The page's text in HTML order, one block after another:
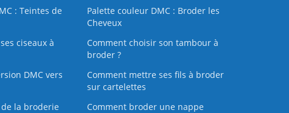
: Teintes de
Palette couleur DMC : Broder les
Cheveux
ciseaux à
Comment choisir son tambour à
broder ?
DMC vers
Comment mettre ses fils à broder
sur cartelettes
la broderie
Comment broder une nappe